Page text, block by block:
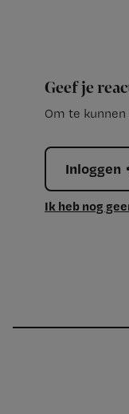
Geef je
Om te
Inloggen
Ik heb nog